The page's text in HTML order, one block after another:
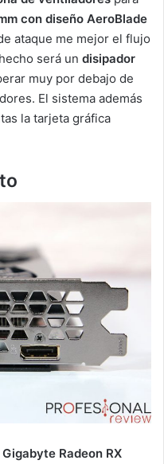
con diseño AeroBlade
ataque me mejor el flujo
será un disipador
muy por debajo de
El sistema además
la tarjeta gráfica
Gigabyte Radeon RX